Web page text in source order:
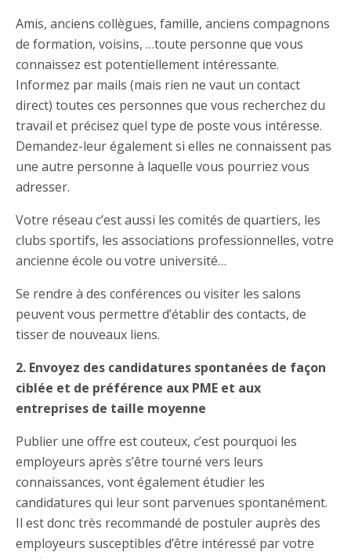
Amis, anciens collègues, famille, anciens compagnons
de formation, voisins, …toute personne que vous
connaissez est potentiellement intéressante.
Informez par mails (mais rien ne vaut un contact
direct) toutes ces personnes que vous recherchez du
travail et précisez quel type de poste vous intéresse.
Demandez-leur également si elles ne connaissent pas
une autre personne à laquelle vous pourriez vous
adresser.
Votre réseau c’est aussi les comités de quartiers, les
clubs sportifs, les associations professionnelles, votre
ancienne école ou votre université…
Se rendre à des conférences ou visiter les salons
peuvent vous permettre d’établir des contacts, de
tisser de nouveaux liens.
2. Envoyez des candidatures spontanées de façon
ciblée et de préférence aux PME et aux
entreprises de taille moyenne
Publier une offre est couteux, c’est pourquoi les
employeurs après s’être tourné vers leurs
connaissances, vont également étudier les
candidatures qui leur sont parvenues spontanément.
Il est donc très recommandé de postuler auprès des
employeurs susceptibles d’être intéressé par votre